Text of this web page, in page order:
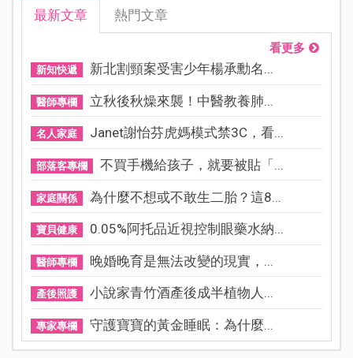
最新文章 熱門文章
看更多
新知快遞 新北割頸案受害少年楊承勳名...
醫師專欄 立秋後秋燥來襲！中醫教養肺...
名人家庭 Janet謝怡芬虎媽模式禁3C，看...
部落客專欄 不買手機給孩子，就要被貼「...
家庭關係 為什麼不想或不敢生二胎？這8...
寶貝健康 0.05%阿托品近視控制眼藥水納...
醫師專欄 晚婚晚育是無法改變的現實，...
產後照護 小說家青竹酒產後成半植物人...
專家專欄 守護寶寶的黃金睡眠：為什麼...